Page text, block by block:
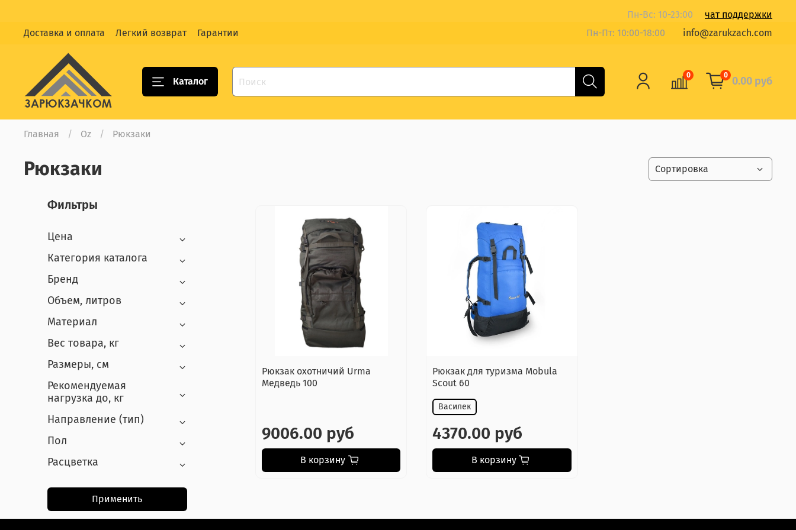
Пн-Вс: 10-23:00
чат поддержки
Доставка и оплата
Легкий возврат Гарантии Пн-Пт: 10:00-18:00 info@zarukzach.com
Каталог
0 0 0.00 руб
Главная Oz Рюкзаки
Рюкзаки
Рюкзак охотничий Urma
Медведь 100
9006.00 руб
В корзину
Рюкзак для туризма Mobula
Scout 60
Василек
4370.00 руб
В корзину
Фильтры
Цена
Категория каталога
Бренд
Объем, литров
Материал
Вес товара, кг
Размеры, см
Рекомендуемая
нагрузка до, кг
Направление (тип)
Пол
Расцветка
Применить